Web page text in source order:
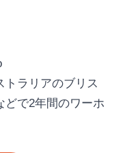
ラリアのブリス
どで2年間のワーホ